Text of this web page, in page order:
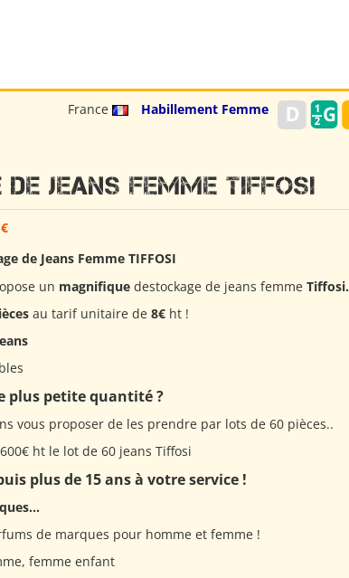
France
Habillement Femme
jeans femme Tiffosi
de Jeans Femme TIFFOSI
un magnifiquedestockage de jeans femme Tiffosi.
au tarif unitaire de 8€ht !
plus petite quantité ?
vous proposer de les prendre par lots de 60 pièces..
ht le lot de 60 jeans Tiffosi
plus de 15 ans à votre service !
de marques pour homme et femme !
femme enfant